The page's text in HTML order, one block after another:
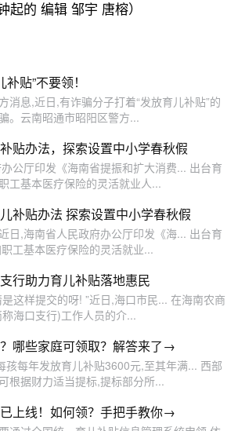
起的 编辑 邹宇 唐榕）
贴”不要领！
消息,近日,有诈骗分子打着“发放育儿补贴”的
。云南昭通市昭阳区警方...
贴办法，探索设置中小学春秋假
公厅印发《海南省提振和扩大消费... 出台育
工基本医疗保险的灵活就业人...
补贴办法 探索设置中小学春秋假
日,海南省人民政府办公厅印发《海... 出台育
工基本医疗保险的灵活就业...
行助力育儿补贴落地惠民
这样提交的呀! ”近日,海口市民... 在海南农商
海口支行)工作人员的介...
哪些家庭可领取？解答来了→
孩每年发放育儿补贴3600元,至其年满... 西部
根据财力适当提标,提标部分所...
上线！如何领？手把手教你→